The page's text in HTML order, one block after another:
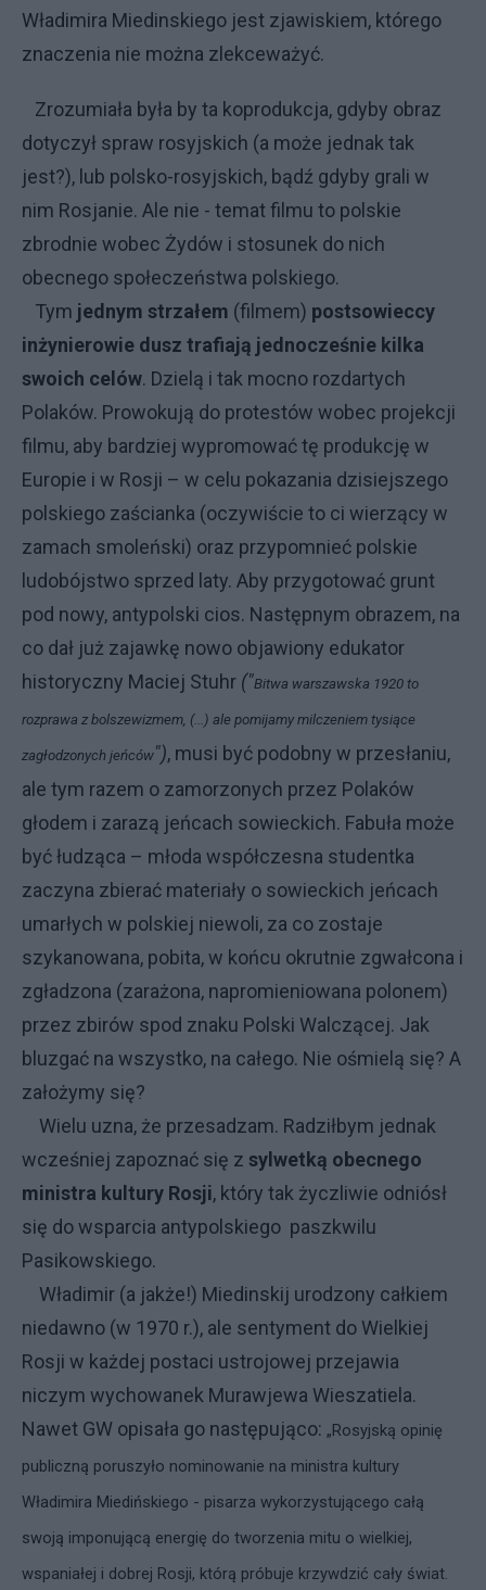
Władimira Miedinskiego jest zjawiskiem, którego
znaczenia nie można zlekceważyć.
Zrozumiała była by ta koprodukcja, gdyby obraz
dotyczył spraw rosyjskich (a może jednak tak
jest?), lub polsko-rosyjskich, bądź gdyby grali w
nim Rosjanie. Ale nie - temat filmu to polskie
zbrodnie wobec Żydów i stosunek do nich
obecnego społeczeństwa polskiego.
Tym jednym strzałem (filmem) postsowieccy
inżynierowie dusz trafiają jednocześnie kilka
swoich celów. Dzielą i tak mocno rozdartych
Polaków. Prowokują do protestów wobec projekcji
filmu, aby bardziej wypromować tę produkcję w
Europie i w Rosji – w celu pokazania dzisiejszego
polskiego zaścianka (oczywiście to ci wierzący w
zamach smoleński) oraz przypomnieć polskie
ludobójstwo sprzed laty. Aby przygotować grunt
pod nowy, antypolski cios. Następnym obrazem, na
co dał już zajawkę nowo objawiony edukator
historyczny Maciej Stuhr ("Bitwa warszawska 1920 to
rozprawa z bolszewizmem, (...) ale pomijamy milczeniem tysiące
zagłodzonych jeńców"), musi być podobny w przesłaniu,
ale tym razem o zamorzonych przez Polaków
głodem i zarazą jeńcach sowieckich. Fabuła może
być łudząca – młoda współczesna studentka
zaczyna zbierać materiały o sowieckich jeńcach
umarłych w polskiej niewoli, za co zostaje
szykanowana, pobita, w końcu okrutnie zgwałcona i
zgładzona (zarażona, napromieniowana polonem)
przez zbirów spod znaku Polski Walczącej. Jak
bluzgać na wszystko, na całego. Nie ośmielą się? A
założymy się?
Wielu uzna, że przesadzam. Radziłbym jednak
wcześniej zapoznać się z sylwetką obecnego
ministra kultury Rosji, który tak życzliwie odniósł
się do wsparcia antypolskiego paszkwilu
Pasikowskiego.
Władimir (a jakże!) Miedinskij urodzony całkiem
niedawno (w 1970 r.), ale sentyment do Wielkiej
Rosji w każdej postaci ustrojowej przejawia
niczym wychowanek Murawjewa Wieszatiela.
Nawet GW opisała go następująco: „Rosyjską opinię
publiczną poruszyło nominowanie na ministra kultury
Władimira Miedińskiego - pisarza wykorzystującego całą
swoją imponującą energię do tworzenia mitu o wielkiej,
wspaniałej i dobrej Rosji, którą próbuje krzywdzić cały świat.